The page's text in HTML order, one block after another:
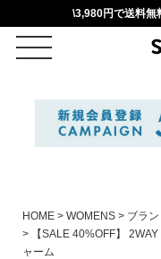
\3,980円で送料無
ログイン
HOME WOMENS ブラン
【SALE 40%OFF】
ャーム